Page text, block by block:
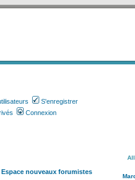
S'enregistrer
Connexion
Espace nouveaux forumistes